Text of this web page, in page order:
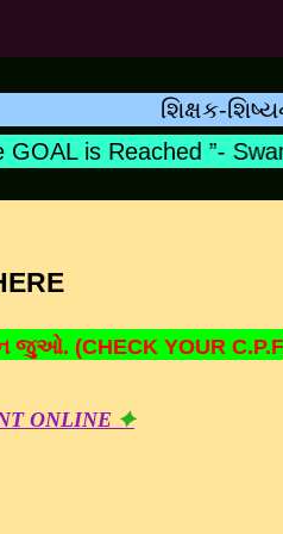
શિક્ષક-શિષ્યનો
is Reached ”- Swami
જુઓ. (CHECK YOUR
ONLINE ✦